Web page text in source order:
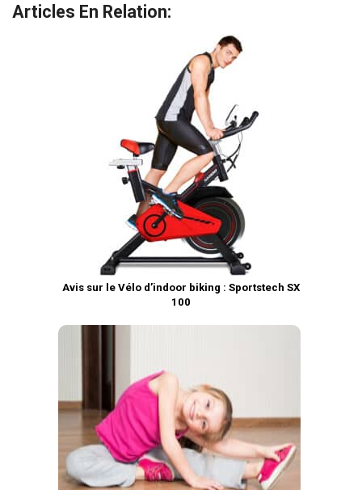
Articles En Relation:
Avis sur le Vélo d’indoor biking : Sportstech SX
100